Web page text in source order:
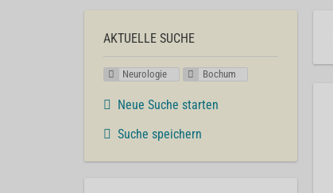
AKTUELLE SUCHE
Neurologie Bochum
Neue Suche starten
Suche speichern